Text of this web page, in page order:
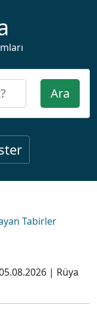
Ara
Tabirler
| Rüya